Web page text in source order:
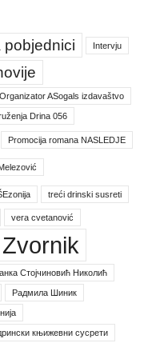
pobjednici Intervju
Organizator ASogals izdavaštvo
Drina 056
Promocija romana NASLEDJE
treći drinski susreti
vera cvetanović
Zvornik
Стојчиновић Николић
Радмила Шиник
књижевни сусрети